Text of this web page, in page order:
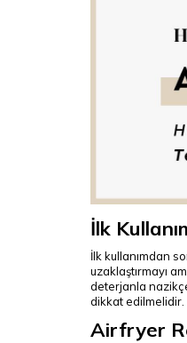
İlk
İlk kullanımdan
uzaklaştırmayı
deterjanla
dikkat edilmelidir.
Airfryer